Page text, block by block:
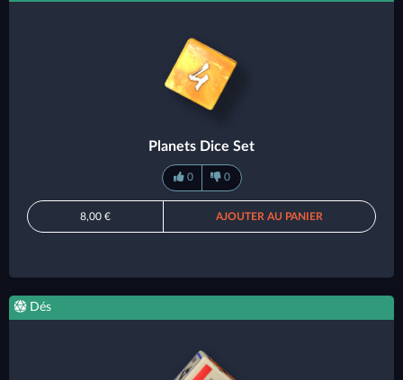
Planets Dice Set
0 0
8,00 € AJOUTER AU PANIER
Dés